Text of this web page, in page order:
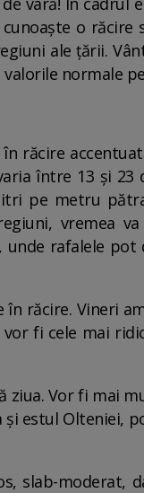
o
ale țării.
normale
răcire
între 13 și
pe metru
vremea
unde rafalele
în răcire. Vineri
fi cele mai
ziua. Vor fi mai
estul Olteniei,
slab-moderat,